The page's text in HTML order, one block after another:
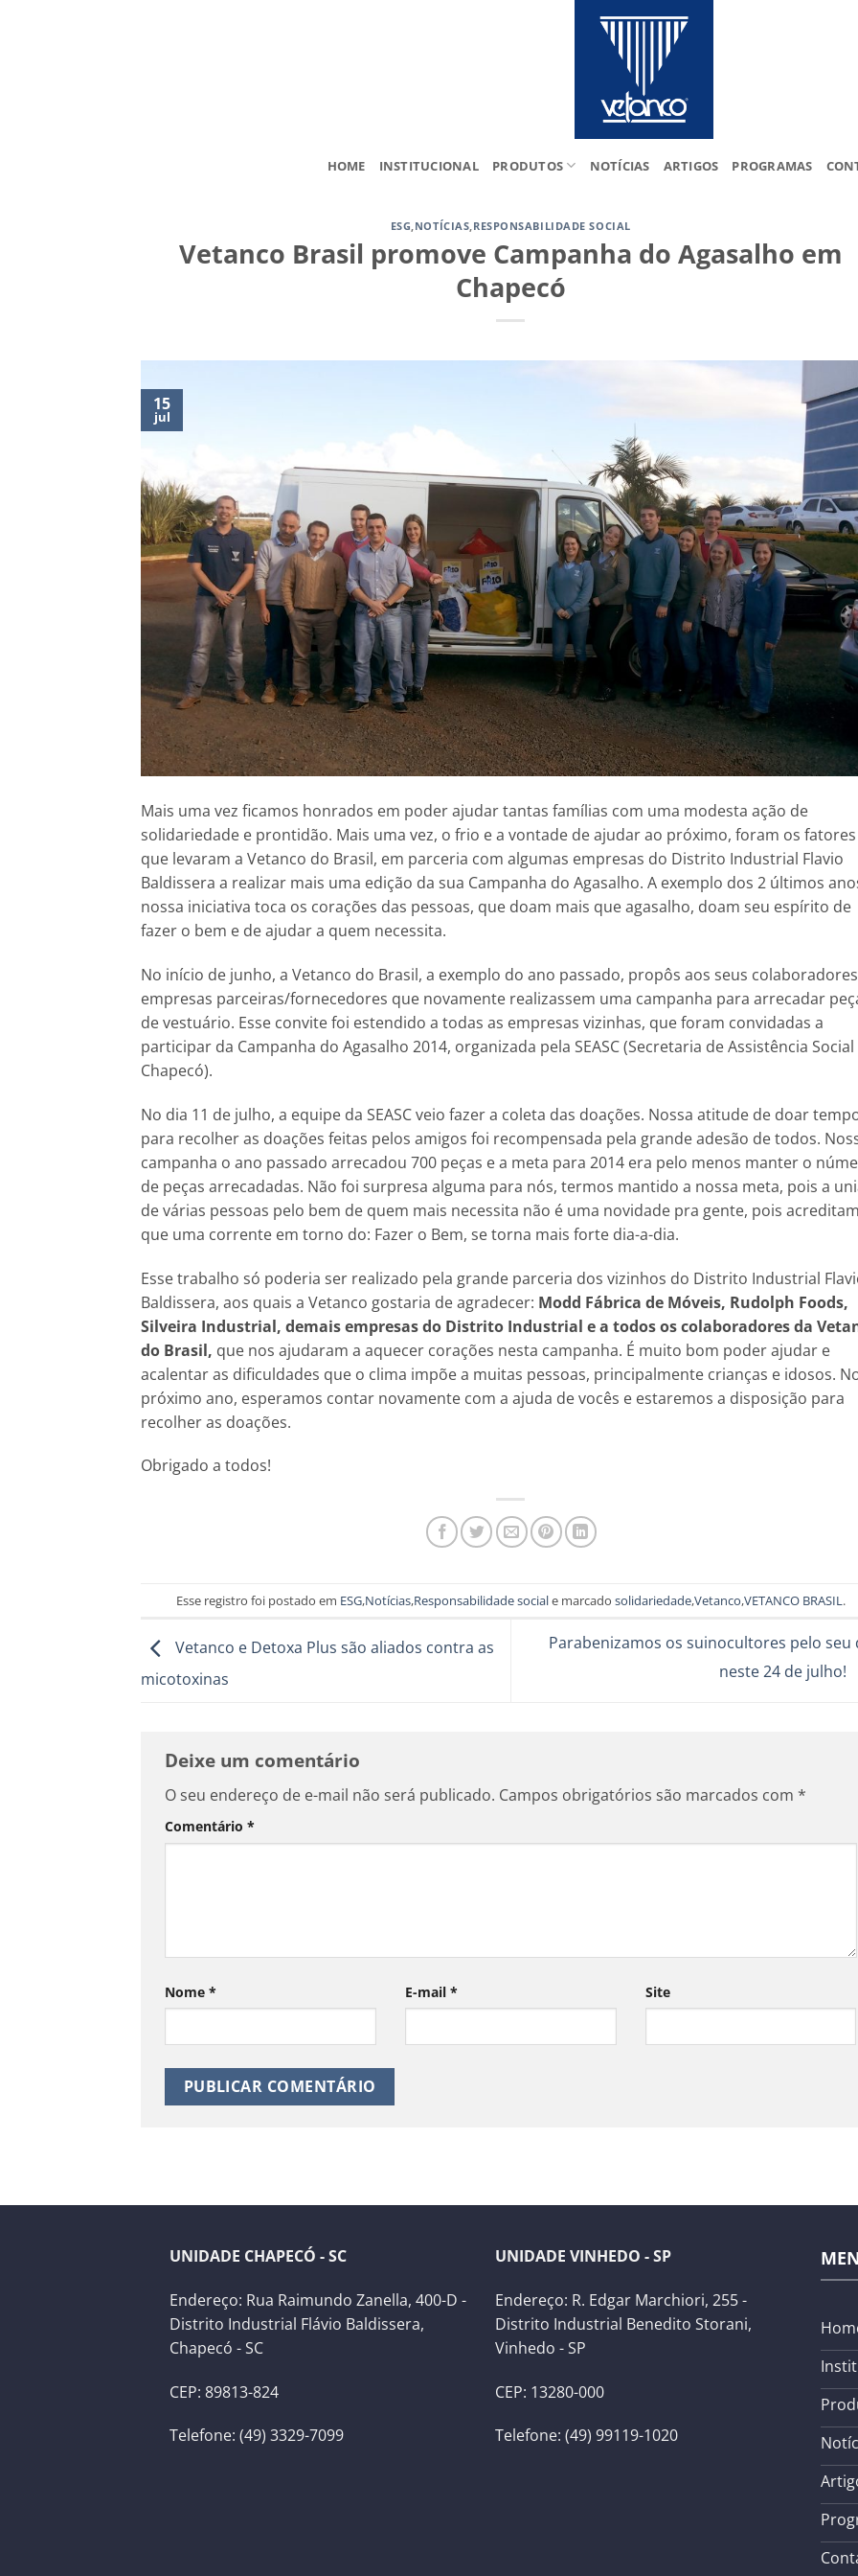
HOME INSTITUCIONAL PRODUTOS NOTÍCIAS ARTIGOS PROGRAMAS
ESG,NOTÍCIAS,RESPONSABILIDADE SOCIAL
Vetanco Brasil promove Campanha do Agasalho em
Chapecó
15
jul
Mais uma vez ficamos honrados em poder ajudar tantas famílias com uma modesta ação de
solidariedade e prontidão. Mais uma vez, o frio e a vontade de ajudar ao próximo, foram os fatores
que levaram a Vetanco do Brasil, em parceria com algumas empresas do Distrito Industrial Flavio
Baldissera a realizar mais uma edição da sua Campanha do Agasalho. A exemplo dos 2 últimos
nossa iniciativa toca os corações das pessoas, que doam mais que agasalho, doam seu espírito de
fazer o bem e de ajudar a quem necessita.
No início de junho, a Vetanco do Brasil, a exemplo do ano passado, propôs aos seus
empresas parceiras/fornecedores que novamente realizassem uma campanha para arrecadar
de vestuário. Esse convite foi estendido a todas as empresas vizinhas, que foram convidadas a
participar da Campanha do Agasalho 2014, organizada pela SEASC (Secretaria de Assistência
Chapecó).
No dia 11 de julho, a equipe da SEASC veio fazer a coleta das doações. Nossa atitude de doar
para recolher as doações feitas pelos amigos foi recompensada pela grande adesão de todos.
campanha o ano passado arrecadou 700 peças e a meta para 2014 era pelo menos manter o
de peças arrecadadas. Não foi surpresa alguma para nós, termos mantido a nossa meta, pois a
de várias pessoas pelo bem de quem mais necessita não é uma novidade pra gente, pois
que uma corrente em torno do: Fazer o Bem, se torna mais forte dia-a-dia.
Esse trabalho só poderia ser realizado pela grande parceria dos vizinhos do Distrito Industrial
Baldissera, aos quais a Vetanco gostaria de agradecer: Modd Fábrica de Móveis, Rudolph Foods,
Silveira Industrial, demais empresas do Distrito Industrial e a todos os colaboradores da
do Brasil, que nos ajudaram a aquecer corações nesta campanha. É muito bom poder ajudar e
acalentar as dificuldades que o clima impõe a muitas pessoas, principalmente crianças e idosos.
próximo ano, esperamos contar novamente com a ajuda de vocês e estaremos a disposição para
recolher as doações.
Obrigado a todos!
Esse registro foi postado em ESG,Notícias,Responsabilidade sociale marcado solidariedade,Vetanco,VETANCO BRASIL.
Vetanco e Detoxa Plus são aliados contra as
micotoxinas
Parabenizamos os suinocultores pelo seu
neste 24 de julho!
Deixe um comentário
O seu endereço de e-mail não será publicado. Campos obrigatórios são marcados com *
Comentário *
Nome * E-mail * Site
UNIDADE CHAPECÓ - SC
Endereço: Rua Raimundo Zanella, 400-D -
Distrito Industrial Flávio Baldissera,
Chapecó - SC
CEP: 89813-824
Telefone: (49) 3329-7099
UNIDADE VINHEDO - SP
Endereço: R. Edgar Marchiori, 255 -
Distrito Industrial Benedito Storani,
Vinhedo - SP
CEP: 13280-000
Telefone: (49) 99119-1020